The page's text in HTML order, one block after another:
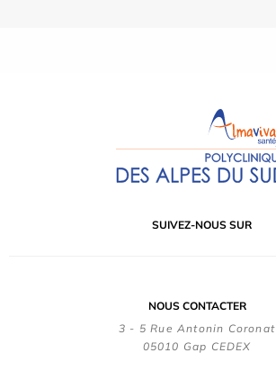
SUIVEZ-NOUS SUR
NOUS CONTACTER
3 - 5 Rue Antonin Coronat
05010 Gap CEDEX